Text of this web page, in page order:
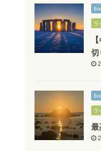
ラ
切
ラ
最